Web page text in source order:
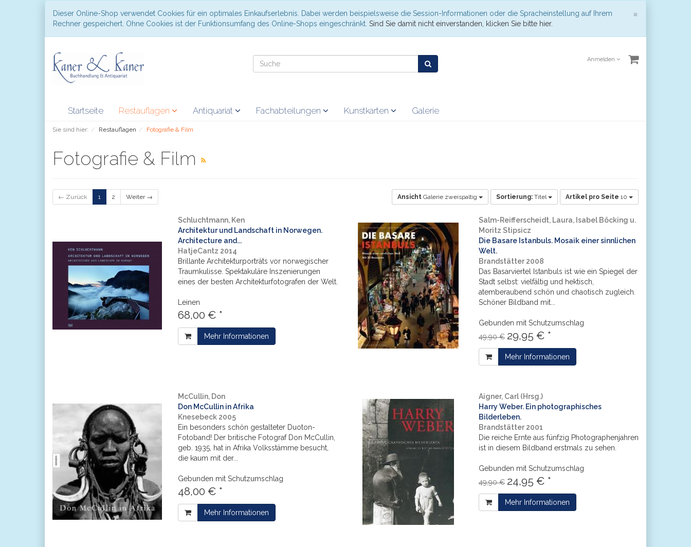
×
Dieser Online-Shop verwendet Cookies für ein optimales Einkaufserlebnis. Dabei werden beispielsweise die Session-Informationen oder die Spracheinstellung auf Ihrem
Rechner gespeichert. Ohne Cookies ist der Funktionsumfang des Online-Shops eingeschränkt. Sind Sie damit nicht einverstanden, klicken Sie bitte hier.
Anmelden
Startseite Restauflagen Antiquariat Fachabteilungen Kunstkarten Galerie
Sie sind hier: Restauflagen Fotografie & Film
Fotografie & Film
← Zurück 1 2 Weiter → Ansicht Galerie zweispaltig Sortierung: Titel Artikel pro Seite 10
Schluchtmann, Ken
Architektur und Landschaft in Norwegen.
Architecture and...
HatjeCantz 2014
Brillante Architekturporträts vor norwegischer
Traumkulisse. Spektakuläre Inszenierungen
eines der besten Architekturfotografen der Welt.
Leinen
68,00 € *
Mehr Informationen
Salm-Reifferscheidt, Laura, Isabel Böcking u.
Moritz Stipsicz
Die Basare Istanbuls. Mosaik einer sinnlichen
Welt.
Brandstätter 2008
Das Basarviertel Istanbuls ist wie ein Spiegel der
Stadt selbst: vielfältig und hektisch,
atemberaubend schön und chaotisch zugleich.
Schöner Bildband mit...
Gebunden mit Schutzumschlag
49,90 € 29,95 € *
Mehr Informationen
McCullin, Don
Don McCullin in Afrika
Knesebeck 2005
Ein besonders schön gestalteter Duoton-
Fotoband! Der britische Fotograf Don McCullin,
geb. 1935, hat in Afrika Volksstämme besucht,
die kaum mit der...
Gebunden mit Schutzumschlag
48,00 € *
Mehr Informationen
Aigner, Carl (Hrsg.)
Harry Weber. Ein photographisches
Bilderleben.
Brandstätter 2001
Die reiche Ernte aus fünfzig Photographenjahren
ist in diesem Bildband erstmals zu sehen.
Gebunden mit Schutzumschlag
49,90 € 24,95 € *
Mehr Informationen